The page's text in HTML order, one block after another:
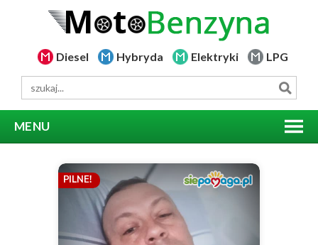
Diesel Hybryda Elektryki LPG
MENU